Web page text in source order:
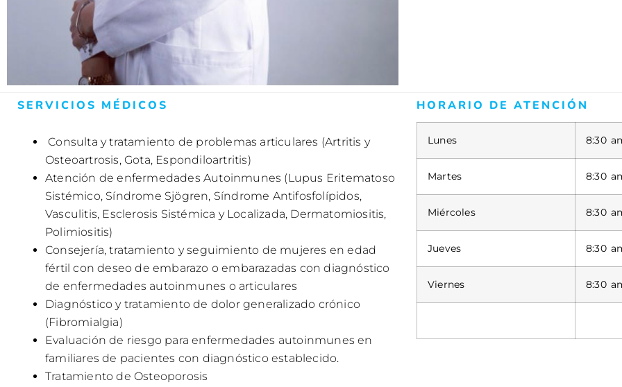
SERVICIOS MÉDICOS
Consulta y tratamiento de problemas articulares (Artritis y
Osteoartrosis, Gota, Espondiloartritis)
Atención de enfermedades Autoinmunes (Lupus Eritematoso
Sistémico, Síndrome Sjögren, Síndrome Antifosfolípidos,
Vasculitis, Esclerosis Sistémica y Localizada, Dermatomiositis,
Polimiositis)
Consejería, tratamiento y seguimiento de mujeres en edad
fértil con deseo de embarazo o embarazadas con diagnóstico
de enfermedades autoinmunes o articulares
Diagnóstico y tratamiento de dolor generalizado crónico
(Fibromialgia)
Evaluación de riesgo para enfermedades autoinmunes en
familiares de pacientes con diagnóstico establecido.
Tratamiento de Osteoporosis
HORARIO DE ATENCIÓN
Lunes 8:30
Martes 8:30
Miércoles 8:30
Jueves 8:30
Viernes 8:30